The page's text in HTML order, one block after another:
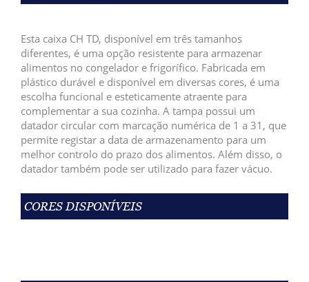
Esta caixa CH TD, disponível em três tamanhos
diferentes, é uma opção resistente para armazenar
alimentos no congelador e frigorífico. Fabricada em
plástico durável e disponível em diversas cores, é uma
escolha funcional e esteticamente atraente para
complementar a sua cozinha. A tampa possui um
datador circular com marcação numérica de 1 a 31, que
permite registar a data de armazenamento para um
melhor controlo do prazo dos alimentos. Além disso, o
datador também pode ser utilizado para fazer vácuo.
CORES DISPONÍVEIS